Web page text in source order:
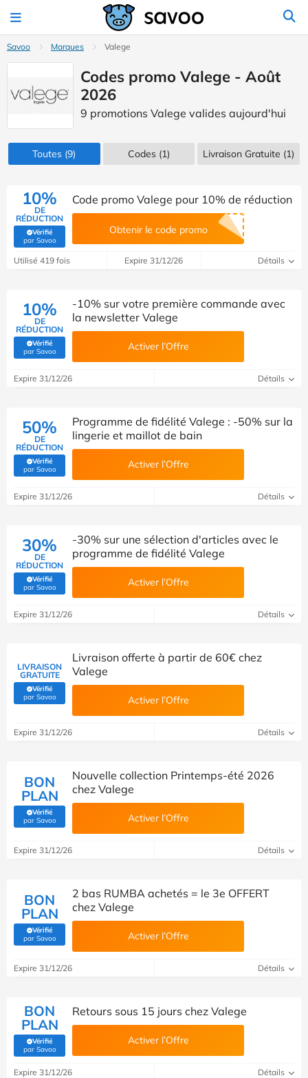
Savoo Marques Valege
Codes promo Valege - Août
2026
9 promotions Valege valides aujourd'hui
Toutes (9) Codes(1) Livraison Gratuite (1)
10%
DE
RÉDUCTION
Vérifié
par Savoo(Vérifié par Savoo)
Code promo Valege pour 10% de réduction
Obtenir le code promo
Utilisé 419 fois Expire 31/12/26 Détails
10%
DE
RÉDUCTION
Vérifié
par Savoo(Vérifié par Savoo)
-10% sur votre première commande avec
la newsletter Valege
Activer l’Offre
Expire 31/12/26 Détails
50%
DE
RÉDUCTION
Vérifié
par Savoo(Vérifié par Savoo)
Programme de fidélité Valege : -50% sur la
lingerie et maillot de bain
Activer l’Offre
Expire 31/12/26 Détails
30%
DE
RÉDUCTION
Vérifié
par Savoo(Vérifié par Savoo)
-30% sur une sélection d'articles avec le
programme de fidélité Valege
Activer l’Offre
Expire 31/12/26 Détails
LIVRAISON
GRATUITE
Vérifié
par Savoo(Vérifié par Savoo)
Livraison offerte à partir de 60€ chez
Valege
Activer l’Offre
Expire 31/12/26 Détails
BON
PLAN
Vérifié
par Savoo(Vérifié par Savoo)
Nouvelle collection Printemps-été 2026
chez Valege
Activer l’Offre
Expire 31/12/26 Détails
BON
PLAN
Vérifié
par Savoo(Vérifié par Savoo)
2 bas RUMBA achetés = le 3e OFFERT
chez Valege
Activer l’Offre
Expire 31/12/26 Détails
BON
PLAN
Vérifié
par Savoo(Vérifié par Savoo)
Retours sous 15 jours chez Valege
Activer l’Offre
Expire 31/12/26 Détails